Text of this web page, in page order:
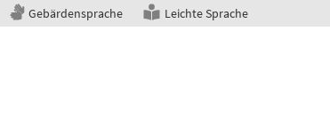
Gebärdensprache Leichte Sprache